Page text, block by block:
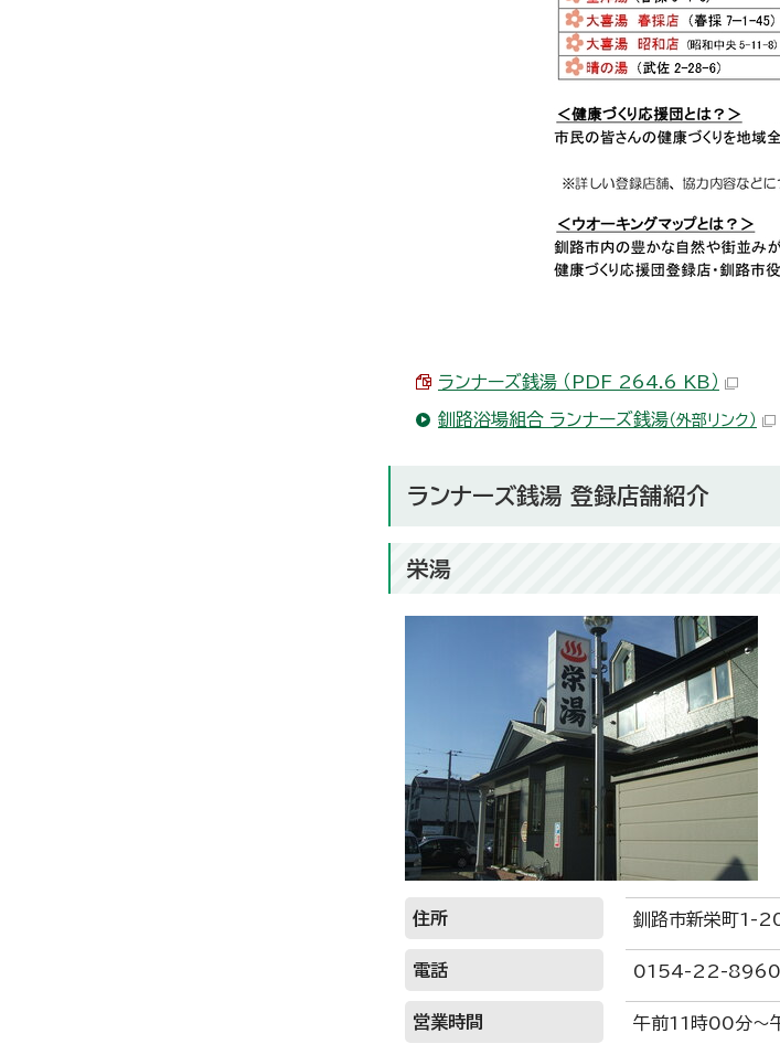
ランナーズ銭湯 （PDF 264.6 KB）
釧路浴場組合 ランナーズ銭湯（外部リンク）
ランナーズ銭湯 登録店舗紹介
栄湯
住所 釧路市新栄町1-
電話 0154-22-8960
営業時間 午前11時00分～